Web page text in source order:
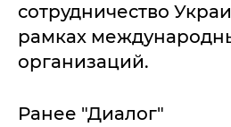
сотрудничество
рамках
организаций.
Ранее "Диалог"